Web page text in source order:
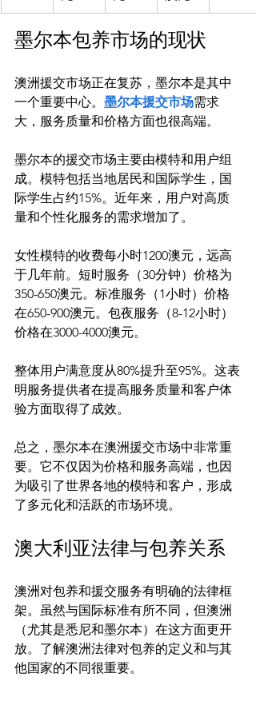
墨尔本包养市场的现状
澳洲援交市场正在复苏，墨尔本是其中
一个重要中心。 墨尔本援交市场需求
大，服务质量和价格方面也很高端。
墨尔本的援交市场主要由模特和用户组
成。模特包括当地居民和国际学生，国
际学生占约15%。近年来，用户对高质
量和个性化服务的需求增加了。
女性模特的收费每小时1200澳元，远高
于几年前。短时服务（30分钟）价格为
350-650澳元。标准服务（1小时）价格
在650-900澳元。包夜服务（8-12小时）
价格在3000-4000澳元。
整体用户满意度从80%提升至95%。这表
明服务提供者在提高服务质量和客户体
验方面取得了成效。
总之，墨尔本在澳洲援交市场中非常重
要。它不仅因为价格和服务高端，也因
为吸引了世界各地的模特和客户，形成
澳大利亚法律与包养关系
澳洲对包养和援交服务有明确的法律框
架。虽然与国际标准有所不同，但澳洲
（尤其是悉尼和墨尔本）在这方面更开
放。了解澳洲法律对包养的定义和与其
他国家的不同很重要。